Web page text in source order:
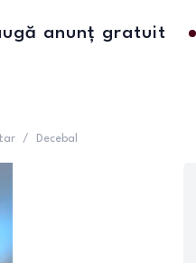
anunț gratuit
/ Decebal